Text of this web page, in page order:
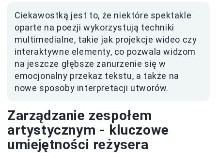
Ciekawostką jest to, że niektóre spektakle
oparte na poezji wykorzystują techniki
multimedialne, takie jak projekcje wideo czy
interaktywne elementy, co pozwala widzom
na jeszcze głębsze zanurzenie się w
emocjonalny przekaz tekstu, a także na
nowe sposoby interpretacji utworów.
Zarządzanie zespołem
artystycznym - kluczowe
umiejętności reżysera